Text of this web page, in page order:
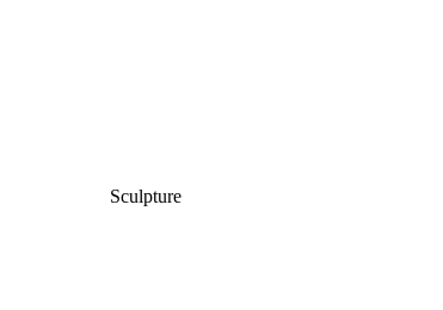
Sculpture